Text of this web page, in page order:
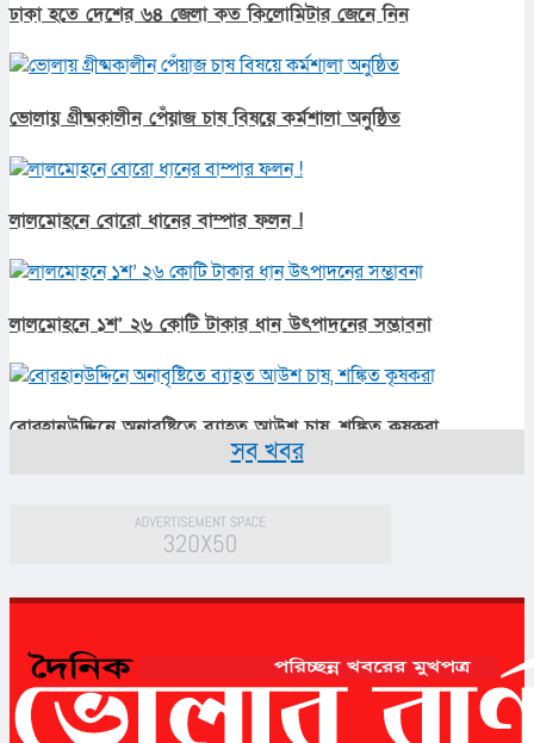
ঢাকা হতে দেশের ৬৪ জেলা কত কিলোমিটার জেনে নিন
ভোলায় গ্রীষ্মকালীন পেঁয়াজ চাষ বিষয়ে কর্মশালা অনুষ্ঠিত
লালমোহনে বোরো ধানের বাম্পার ফলন !
লালমোহনে ১শ’ ২৬ কোটি টাকার ধান উৎপাদনের সম্ভাবনা
বোরহানউদ্দিনে অনাবৃষ্টিতে ব্যাহত আউশ চাষ, শঙ্কিত কৃষকরা
সব খবর